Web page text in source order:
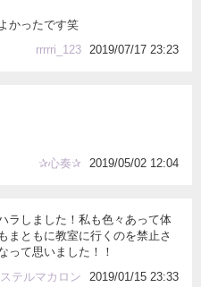
かったです笑
rrrrri_123
2019/07/17 23:23
✰心奏✰
2019/05/02 12:04
ラしました！私も色々あって体
まともに教室に行くのを禁止さ
って思いました！！
テルマカロン
2019/01/15 23:33